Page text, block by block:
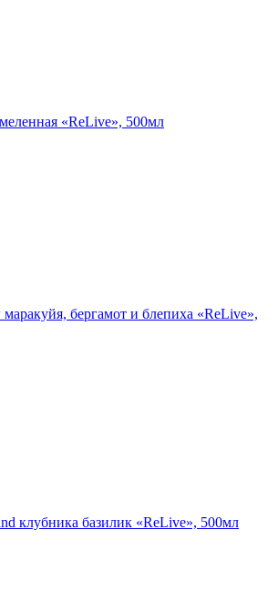
«ReLive», 500мл
бергамот и блепиха «ReLive»,
клубника базилик «ReLive», 500мл